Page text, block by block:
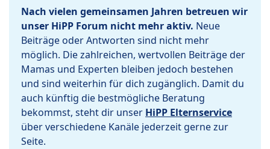
Nach vielen gemeinsamen Jahren betreuen wir
unser HiPP Forum nicht mehr aktiv. Neue
Beiträge oder Antworten sind nicht mehr
möglich. Die zahlreichen, wertvollen Beiträge der
Mamas und Experten bleiben jedoch bestehen
und sind weiterhin für dich zugänglich. Damit du
auch künftig die bestmögliche Beratung
bekommst, steht dir unser HiPP Elternservice
über verschiedene Kanäle jederzeit gerne zur
Seite.